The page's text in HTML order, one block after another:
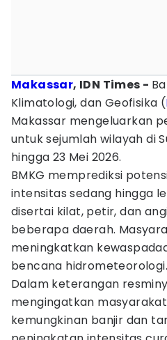
Makassar, IDN Times -
Klimatologi, dan Geofisika (
Makassar mengeluarkan
untuk sejumlah wilayah di
hingga 23 Mei 2026.
BMKG memprediksi
intensitas sedang hingga
disertai kilat, petir, dan
beberapa daerah.
meningkatkan
bencana hidrometeorologi.
Dalam keterangan
mengingatkan
kemungkinan banjir dan